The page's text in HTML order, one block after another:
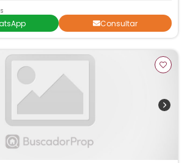
Consultar